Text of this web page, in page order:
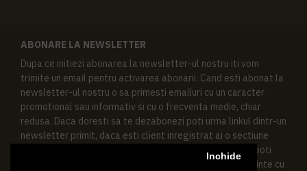
Inchide
ABONARE LA NEWSLETTER
Dupa ce initiezi abonarea la newsletter-ul nostru iti vom
trimite un email pentru activarea abonarii. Cand esti abonat la
newsletter-ul nostru o sa primesti emailuri cu un caracter
promotional sau informativ si cu o frecventa medie, chiar
redusa. Daca doresti sa te dezabonezi poti urma linkul dintr-un
newsletter primit, daca esti client inregistrat ai o sectiune
speciala in contul tau in acest scop, si de asemenea ne poti
contacta oricand pe email pentru orice intrebari sau cerinte cu